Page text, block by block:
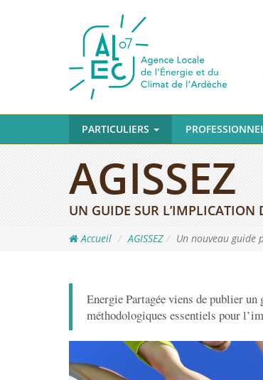
PARTICULIERS
AGISSEZ
UN GUIDE SUR L’IMPLICATION
Accueil AGISSEZ Un nouveau guide
Energie Partagée viens de publier
méthodologiques essentiels pour